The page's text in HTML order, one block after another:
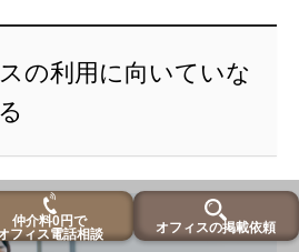
の利用に向いていな
仲介料0円で
フィス電話相談
オフィスの掲載依頼